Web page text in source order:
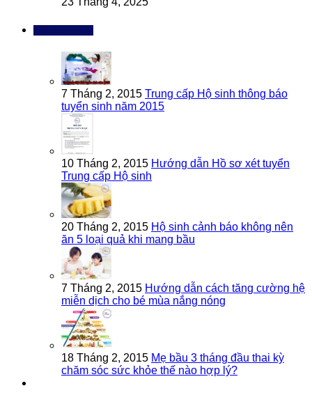
7 Tháng 2, 2015 Trung cấp Hộ sinh thông báo
tuyển sinh năm 2015
10 Tháng 2, 2015 Hướng dẫn Hồ sơ xét tuyển
Trung cấp Hộ sinh
20 Tháng 2, 2015 Hộ sinh cảnh báo không nên
ăn 5 loại quả khi mang bầu
7 Tháng 2, 2015 Hướng dẫn cách tăng cường hệ
miễn dịch cho bé mùa nắng nóng
18 Tháng 2, 2015 Mẹ bầu 3 tháng đầu thai kỳ
chăm sóc sức khỏe thế nào hợp lý?